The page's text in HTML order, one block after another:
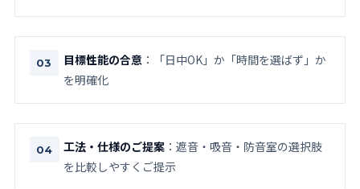
目標性能の合意 ：「日中OK」か「時間を選ばず」か
を明確化
工法・仕様のご提案：遮音・吸音・防音室の選択肢
を比較しやすくご提示